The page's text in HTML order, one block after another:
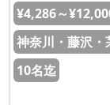
¥4,286～
神奈川・藤沢・
10名迄